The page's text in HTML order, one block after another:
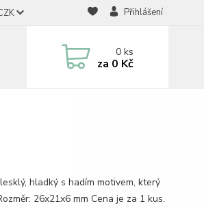
Přihlášení
0ks
za 0 Kč
hladký s hadím motivem, který
26x21x6 mm Cena je za 1 kus.